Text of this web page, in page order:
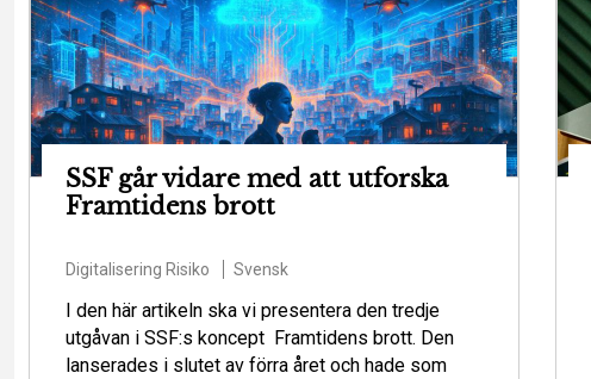
SSF går vidare med att utforska
Framtidens brott
Digitalisering Risiko Svensk
I den här artikeln ska vi presentera den tredje
utgåvan i SSF:s koncept Framtidens brott. Den
lanserades i slutet av förra året och hade som